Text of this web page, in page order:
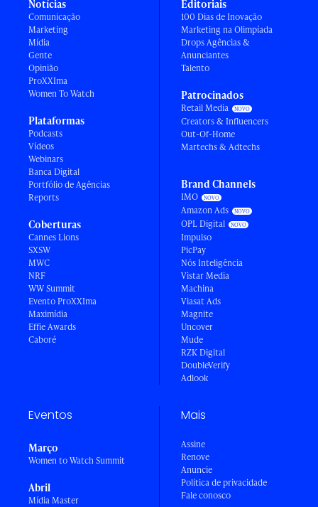
Notícias
Comunicação
Marketing
Mídia
Gente
Opinião
ProXXIma
Women To Watch
Plataformas
Podcasts
Vídeos
Webinars
Banca Digital
Portfólio de Agências
Reports
Coberturas
Cannes Lions
SXSW
MWC
NRF
WW Summit
Evento ProXXIma
Maximídia
Effie Awards
Caboré
Editoriais
100 Dias de Inovação
Marketing na Olimpíada
Drops Agências &
Anunciantes
Talento
Patrocinados
Retail Media
Creators & Influencers
Out-Of-Home
Martechs & Adtechs
Brand Channels
IMO
Amazon Ads
OPL Digital
Impulso
PicPay
Nós Inteligência
Vistar Media
Machina
Viasat Ads
Magnite
Uncover
Mude
RZK Digital
DoubleVerify
Adlook
Eventos
Março
Women to Watch Summit
Abril
Mídia Master
Mais
Assine
Renove
Anuncie
Política de privacidade
Fale conosco